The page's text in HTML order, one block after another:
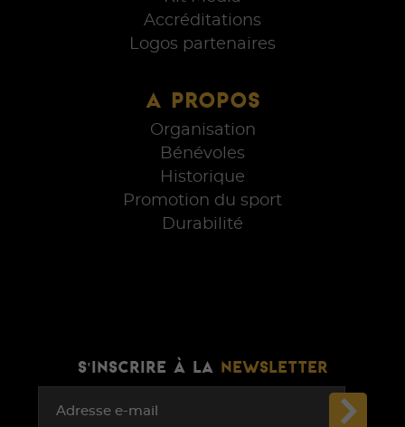
Accréditations
Logos partenaires
A PROPOS
Organisation
Bénévoles
Historique
Promotion du sport
Durabilité
S'INSCRIRE À LA NEWSLETTER
Adresse e-mail